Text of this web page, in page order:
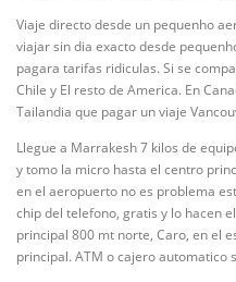
Viaje directo desde un pequenho
viajar sin dia exacto desde
pagara tarifas ridiculas. Si se
Chile y El resto de America. En
Tailandia que pagar un viaje
Llegue a Marrakesh 7 kilos de
y tomo la micro hasta el centro
en el aeropuerto no es problema
chip del telefono, gratis y lo hacen
principal 800 mt norte, Caro, en el
principal. ATM o cajero automatico